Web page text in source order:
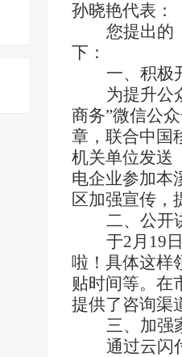
孙晓艳代表：
您提出的
下：
一、积极
为提升公
商务”微信公
章，联合中国
机关单位发送
电企业参加本
区加强宣传，
二、公开
于2月19
啦！具体这样
贴时间等。在
提供了咨询渠
三、加强
通过云闪